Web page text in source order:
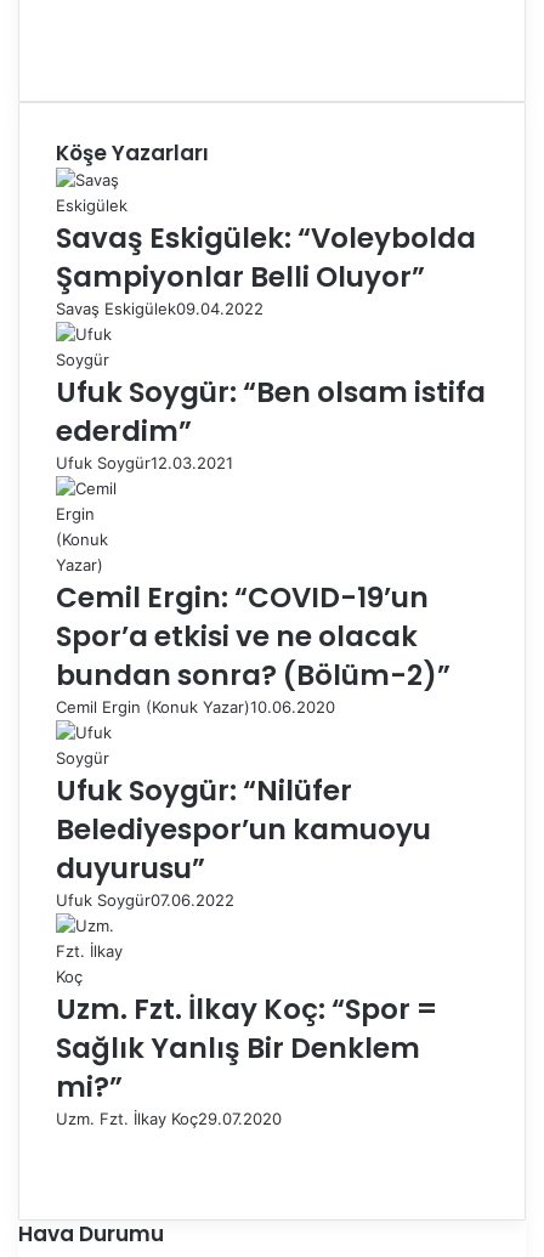
Köşe Yazarları
Savaş Eskigülek: “Voleybolda
Şampiyonlar Belli Oluyor”
Savaş Eskigülek09.04.2022
Ufuk Soygür: “Ben olsam istifa
ederdim”
Ufuk Soygür12.03.2021
Cemil Ergin: “COVID-19’un
Spor’a etkisi ve ne olacak
bundan sonra? (Bölüm-2)”
Cemil Ergin (Konuk Yazar)10.06.2020
Ufuk Soygür: “Nilüfer
Belediyespor’un kamuoyu
duyurusu”
Ufuk Soygür07.06.2022
Uzm. Fzt. İlkay Koç: “Spor =
Sağlık Yanlış Bir Denklem
mi?”
Uzm. Fzt. İlkay Koç29.07.2020
e
k
n
Hava Durumu